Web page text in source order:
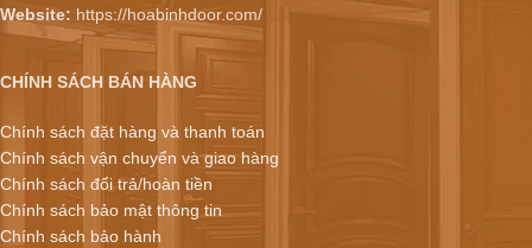
Website: https://hoabinhdoor.com/
CHÍNH SÁCH BÁN HÀNG
Chính sách đặt hàng và thanh toán
Chính sách vận chuyển và giao hàng
Chính sách đổi trả/hoàn tiền
Chính sách bảo mật thông tin
Chính sách bảo hành